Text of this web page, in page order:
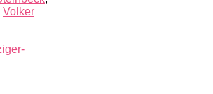
Volker